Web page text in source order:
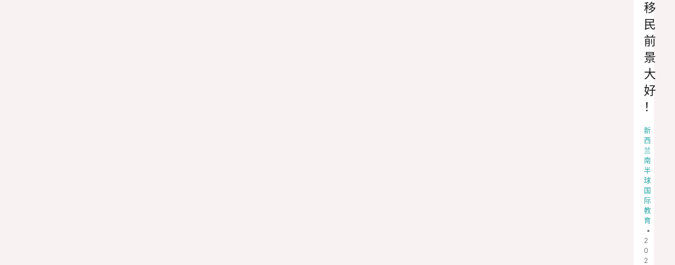
移
民
前
景
大
好
！
新
西
兰
南
半
球
国
际
教
育
•
2
0
2